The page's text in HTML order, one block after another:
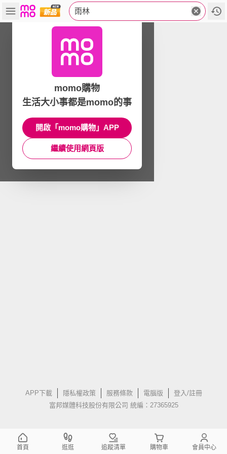
雨林
APP下載 隱私權政策 服務條款 電腦版
登入/註冊
富邦媒體科技股份有限公司 統編：27365925
momo購物
生活大小事都是momo的事
開啟「momo購物」APP
繼續使用網頁版
首頁 逛逛 追蹤清單 購物車 會員中心